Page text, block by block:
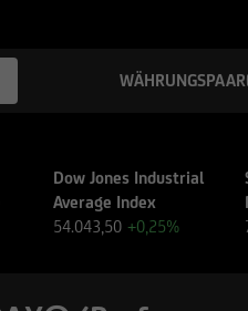
Dow Jones Industrial
Average Index
54.043,50 +0,25%